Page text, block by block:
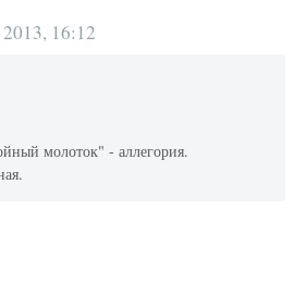
16:12
молоток" - аллегория.